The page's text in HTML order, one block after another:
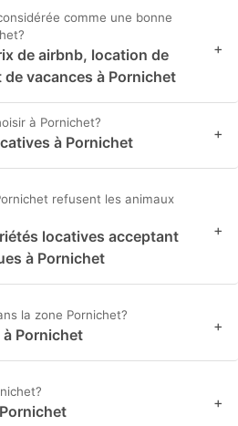
comme une bonne
de airbnb, location de
vacances à Pornichet
+
à Pornichet?
à Pornichet +
refusent les animaux
locatives acceptant
à Pornichet
+
la zone Pornichet?
Pornichet +
+